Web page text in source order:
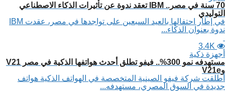
70 سنة في مصر.. IBM تعقد ندوة عن تأثيرات الذكاء الاصطناعي
التوليدي
في إطار احتفالها بالعيد السبعين على تواجدها في مصر، عقدت IBM
ندوة بعنوان الذكاء...
3.4K
أجهزة ذكية
مستهدفه نمو 300%.. فيفو تطلق أحدث هواتفها الذكية في مصر V21
وV21e
أطلقت شركة فيفو الصينية المتخصصة في الهواتف الذكية هواتف
جديدة في السوق المصري، مستهدفه...